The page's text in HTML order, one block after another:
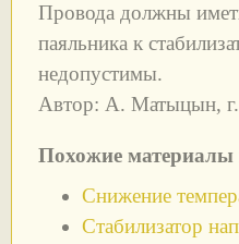
Провода должны
паяльника к
недопустимы.
Автор: А. Матыцын,
Похожие материалы
Снижение
Стабилизатор